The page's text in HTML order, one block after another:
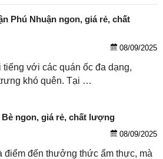
Phú Nhuận ngon, giá rẻ, chất
08/09/2025
với các quán ốc đa dạng,
khó quên. Tại …
ngon, giá rẻ, chất lượng
08/09/2025
điểm đến thưởng thức ẩm thực, mà